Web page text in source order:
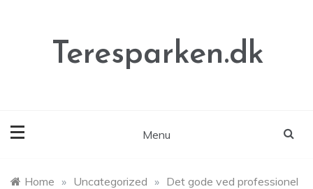
Teresparken.dk
Menu
Home » Uncategorized » Det gode ved professionel